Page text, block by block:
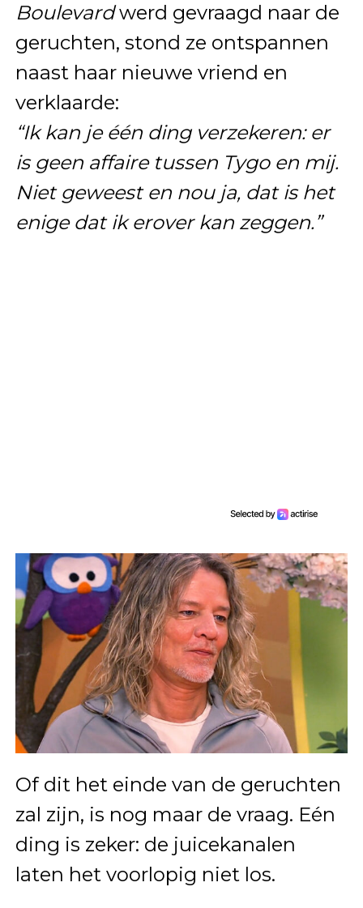
Boulevardwerd gevraagd naar de
geruchten, stond ze ontspannen
naast haar nieuwe vriend en
verklaarde:
“Ik kan je één ding verzekeren: er
is geen affaire tussen Tygo en mij.
Niet geweest en nou ja, dat is het
enige dat ik erover kan zeggen.”
Of dit het einde van de geruchten
zal zijn, is nog maar de vraag. Eén
ding is zeker: de juicekanalen
laten het voorlopig niet los.